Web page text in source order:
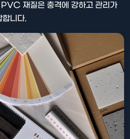
재질은 충격에 강하고 관리가
합니다.